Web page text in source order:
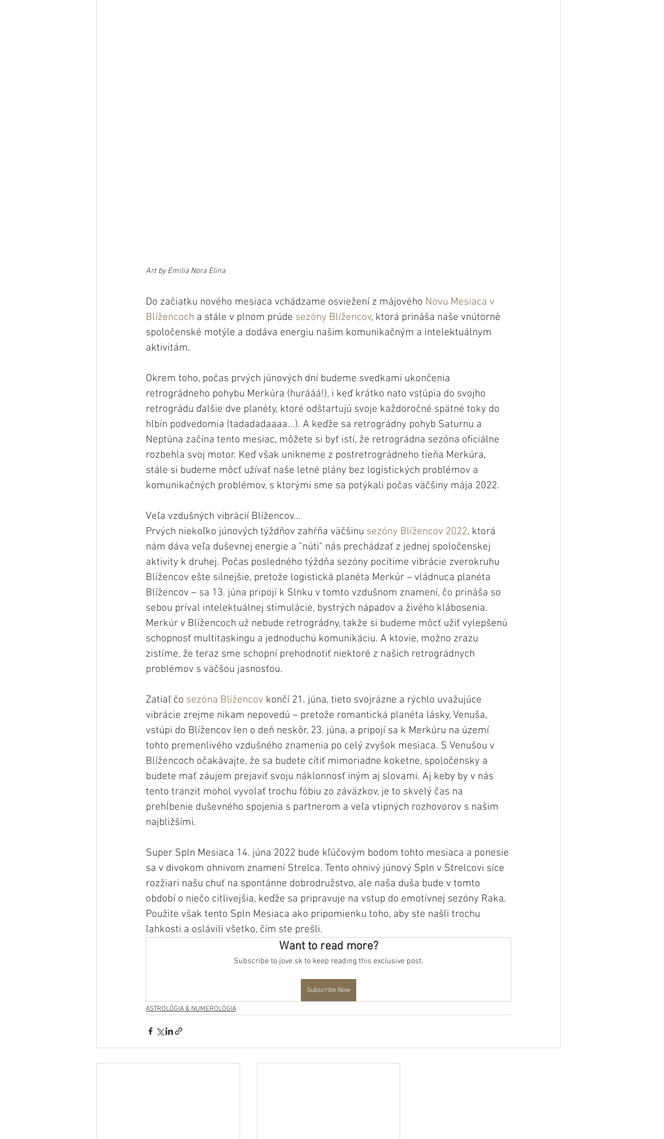
Art by Emilia Nora Elina
Do začiatku nového mesiaca vchádzame osviežení z májového Novu Mesiaca v
Blížencoch a stále v plnom prúde sezóny Blížencov, ktorá prináša naše vnútorné
spoločenské motýle a dodáva energiu našim komunikačným a intelektuálnym
aktivitám.
Okrem toho, počas prvých júnových dní budeme svedkami ukončenia
retrográdneho pohybu Merkúra (hurááá!), i keď krátko nato vstúpia do svojho
retrográdu ďalšie dve planéty, ktoré odštartujú svoje každoročné spätné toky do
hlbín podvedomia (tadadadaaaa...). A keďže sa retrográdny pohyb Saturnu a
Neptúna začína tento mesiac, môžete si byť istí, že retrográdna sezóna oficiálne
rozbehla svoj motor. Keď však unikneme z postretrográdneho tieňa Merkúra,
stále si budeme môcť užívať naše letné plány bez logistických problémov a
komunikačných problémov, s ktorými sme sa potýkali počas väčšiny mája 2022.
Veľa vzdušných vibrácií Blížencov...
Prvých niekoľko júnových týždňov zahŕňa väčšinu sezóny Blížencov 2022, ktorá
nám dáva veľa duševnej energie a "núti" nás prechádzať z jednej spoločenskej
aktivity k druhej. Počas posledného týždňa sezóny pocítime vibrácie zverokruhu
Blížencov ešte silnejšie, pretože logistická planéta Merkúr – vládnuca planéta
Blížencov – sa 13. júna pripojí k Slnku v tomto vzdušnom znamení, čo prináša so
sebou príval intelektuálnej stimulácie, bystrých nápadov a živého klábosenia.
Merkúr v Blížencoch už nebude retrográdny, takže si budeme môcť užiť vylepšenú
schopnosť multitaskingu a jednoduchú komunikáciu. A ktovie, možno zrazu
zistíme, že teraz sme schopní prehodnotiť niektoré z našich retrográdnych
problémov s väčšou jasnosťou.
Zatiaľ čo sezóna Blížencov končí 21. júna, tieto svojrázne a rýchlo uvažujúce
vibrácie zrejme nikam nepovedú – pretože romantická planéta lásky, Venuša,
vstúpi do Blížencov len o deň neskôr, 23. júna, a pripojí sa k Merkúru na území
tohto premenlivého vzdušného znamenia po celý zvyšok mesiaca. S Venušou v
Blížencoch očakávajte, že sa budete cítiť mimoriadne koketne, spoločensky a
budete mať záujem prejaviť svoju náklonnosť iným aj slovami. Aj keby by v nás
tento tranzit mohol vyvolať trochu fóbiu zo záväzkov, je to skvelý čas na
prehĺbenie duševného spojenia s partnerom a veľa vtipných rozhovorov s našim
najbližšími.
Super Spln Mesiaca 14. júna 2022 bude kľúčovým bodom tohto mesiaca a ponesie
sa v divokom ohnivom znamení Strelca. Tento ohnivý júnový Spln v Strelcovi síce
rozžiari našu chuť na spontánne dobrodružstvo, ale naša duša bude v tomto
období o niečo citlivejšia, keďže sa pripravuje na vstup do emotívnej sezóny Raka.
Použite však tento Spln Mesiaca ako pripomienku toho, aby ste našli trochu
ľahkosti a oslávili všetko, čím ste prešli.
Want to read more?
Subscribe to jove.sk to keep reading this exclusive post.
Subscribe Now
ASTROLÓGIA & NUMEROLÓGIA